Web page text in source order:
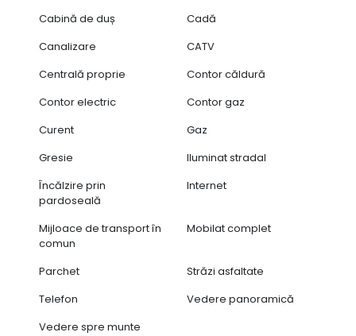
Cabină de duș
Cadă
Canalizare
CATV
Centrală proprie
Contor căldură
Contor electric
Contor gaz
Curent
Gaz
Gresie
Iluminat stradal
Încălzire prin
pardoseală
Internet
Mijloace de transport în
comun
Mobilat complet
Parchet
Străzi asfaltate
Telefon
Vedere panoramică
Vedere spre munte